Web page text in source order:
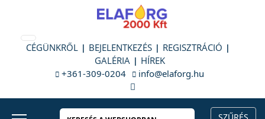
CÉGÜNKRŐL BEJELENTKEZÉS
REGISZTRÁCIÓ
GALÉRIA
HÍREK
+361-309-0204
info@elaforg.hu